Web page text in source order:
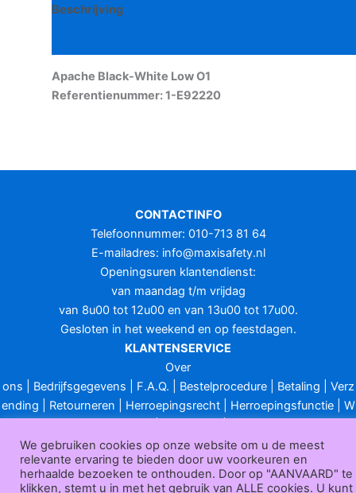
aantal
Beschrijving
Apache Black-White Low O1
Referentienummer: 1-E92220
CONTACTINFO
Telefoonnummer: 010-713 81 64
E-mailadres: info@maxisafety.nl
Openingsuren klantendienst:
van maandag t/m vrijdag
van 8u00 tot 12u00 en van 13u00 tot 17u00.
Gesloten in het weekend en op feestdagen.
KLANTENSERVICE
Over
ons
Bedrijfsgegevens F.A.Q. Bestelprocedure| Betaling
Verz
ending
Retourneren Herroepingsrecht| Herroepingsfunctie| W
Algemene voorwaarden|Privacy policy|Sitemap| Disclaimer
Maxisafety.nl © 2026
We gebruiken cookies op onze website om u de meest
relevante ervaring te bieden door uw voorkeuren en
herhaalde bezoeken te onthouden. Door op "AANVAARD" te
klikken, stemt u in met het gebruik van ALLE cookies. U kunt